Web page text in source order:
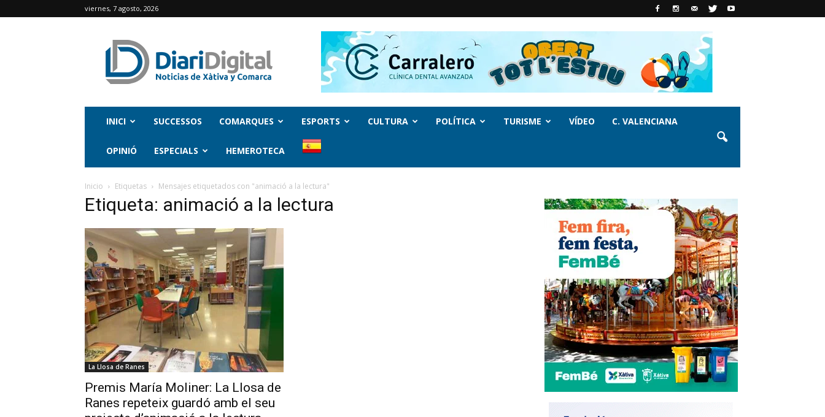
viernes, 7 agosto, 2026
INICI SUCCESSOS COMARQUES ESPORTS CULTURA POLÍTICA TURISME VÍDEO C. VALENCIANA
OPINIÓ ESPECIALS HEMEROTECA
Inicio Etiquetas Mensajes etiquetados con "animació a la lectura"
Etiqueta: animació a la lectura
La Llosa de Ranes
Premis María Moliner: La Llosa de
Ranes repeteix guardó amb el seu